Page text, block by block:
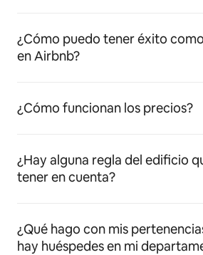
¿Cómo puedo tener éxito
en Airbnb?
¿Cómo funcionan los precios?
¿Hay alguna regla del edificio
tener en cuenta?
¿Qué hago con mis
hay huéspedes en mi